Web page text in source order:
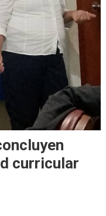
curricular